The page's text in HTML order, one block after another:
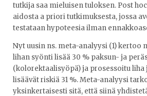
tutkija saa mieluisen tuloksen. Post
aidosta a priori tutkimuksesta, jossa
testataan hypoteesia ilman
Nyt uusin ns. meta-analyysi (1) kertoo
lihan syönti lisää 30 % paksun- ja
(kolorektaalisyöpä) ja prosessoitu liha
lisäävät riskiä 31 %. Meta-analyysi
yksinkertaisesti sitä, että siinä